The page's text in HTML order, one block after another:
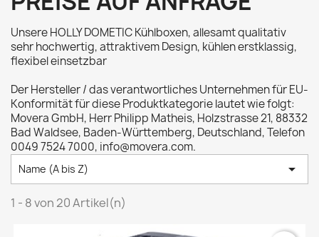
Unsere HOLLY DOMETIC Kühlboxen, allesamt qualitativ
sehr hochwertig, attraktivem Design, kühlen erstklassig,
flexibel einsetzbar
Der Hersteller / das verantwortliches Unternehmen für EU-
Konformität für diese Produktkategorie lautet wie folgt:
Movera GmbH, Herr Philipp Matheis, Holzstrasse 21, 88332
Bad Waldsee, Baden-Württemberg, Deutschland, Telefon
0049 7524 7000, info@movera.com.
Name (A bis Z) 
1 - 8 von 20 Artikel(n)